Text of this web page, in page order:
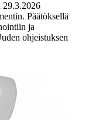
29.3.2026
Päätöksellä
ja
ohjeistuksen